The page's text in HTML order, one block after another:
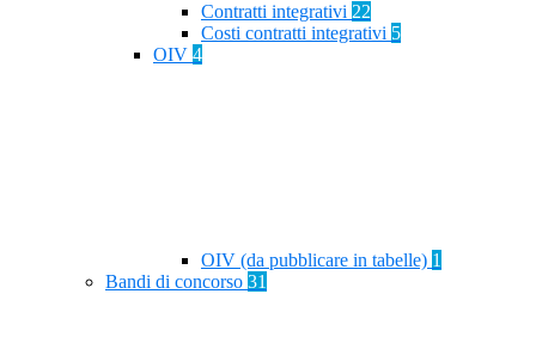
Contratti integrativi 22
Costi contratti integrativi 5
OIV 4
OIV (da pubblicare in tabelle) 1
Bandi di concorso 31